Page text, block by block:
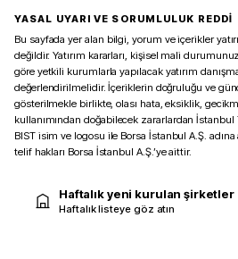
YASAL UYARI VE SORUMLULUK REDDİ
Bu sayfada yer alan bilgi, yorum ve içerikler
değildir. Yatırım kararları, kişisel mali
göre yetkili kurumlarla yapılacak yatırım
değerlendirilmelidir. İçeriklerin doğruluğu ve
gösterilmekle birlikte, olası hata, eksiklik,
kullanımından doğabilecek zararlardan İstanbul
BIST isim ve logosu ile Borsa İstanbul A.Ş.
telif hakları Borsa İstanbul A.Ş.’ye aittir.
Haftalık yeni kurulan şirketler
Haftalık listeye göz atın